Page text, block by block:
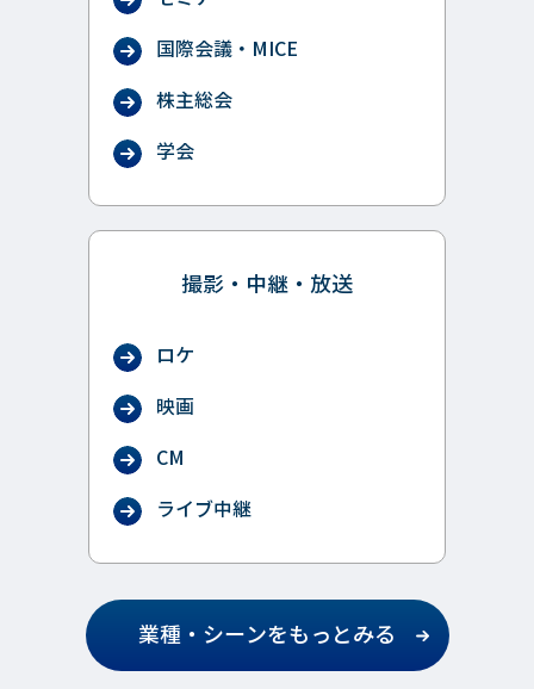
国際会議・MICE
株主総会
学会
撮影・中継・放送
ロケ
映画
CM
ライブ中継
業種・シーンをもっとみる